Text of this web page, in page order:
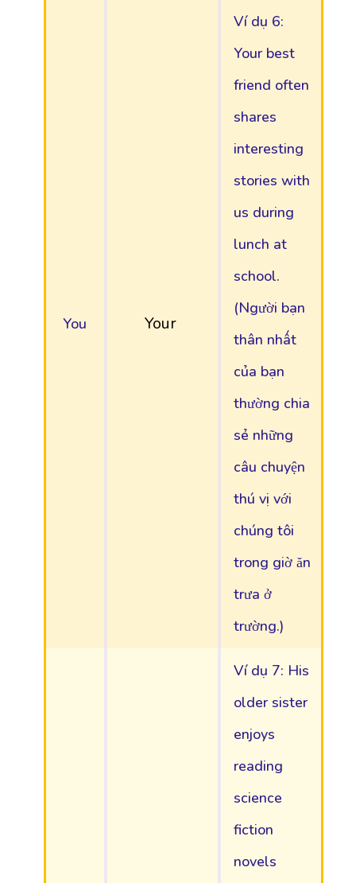
You Your
Ví dụ 6:
Your best
friend often
shares
interesting
stories with
us during
lunch at
school.
(Người bạn
thân nhất
của bạn
thường chia
sẻ những
câu chuyện
thú vị với
chúng tôi
trong giờ ăn
trưa ở
trường.)
Ví dụ 7: His
older sister
enjoys
reading
science
fiction
novels